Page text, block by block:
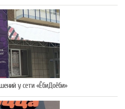
у сети «ЁбиДоёби»